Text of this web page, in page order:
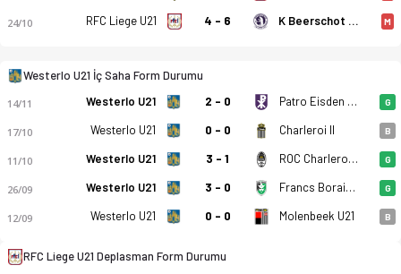
24/10 RFC Liege U21 4 - 6 K Beerschot VA U21 M
Westerlo U21 İç Saha Form Durumu
14/11 Westerlo U21 2 - 0 Patro Eisden U21 G
17/10 Westerlo U21 0 - 0 Charleroi II B
11/10 Westerlo U21 3 - 1 ROC Charleroi-Marchienne G
26/09 Westerlo U21 3 - 0 Francs Borains U21 G
12/09 Westerlo U21 0 - 0 Molenbeek U21 B
RFC Liege U21 Deplasman Form Durumu